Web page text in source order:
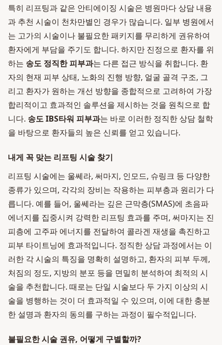
특히 리프팅과 같은 안티에이징 시술은 병원마다 상담 내용
과 추천 시술이 천차만별인 경우가 많습니다. 일부 병원에서
는 고가의 시술이나 불필요한 패키지를 무리하게 권유하여
환자에게 부담을 주기도 합니다. 하지만 진정으로 환자를 위
하는 송도 정직한 피부과는 다른 접근 방식을 취합니다. 환
자의 현재 피부 상태, 노화의 진행 방향, 얼굴 골격 구조, 그
리고 환자가 원하는 개선 방향을 종합적으로 고려하여 가장
합리적이고 효과적인 솔루션을 제시하는 것을 원칙으로 합
니다. 송도 IBS타워 피부과는 바로 이러한 정직한 상담 철학
을 바탕으로 환자들의 높은 신뢰를 얻고 있습니다.
내게 꼭 맞는 리프팅 시술 찾기
리프팅 시술에는 울쎄라, 써마지, 인모드, 슈링크 등 다양한
종류가 있으며, 각각의 장비는 작용하는 피부층과 원리가 다
릅니다. 예를 들어, 울쎄라는 깊은 근막층(SMAS)에 초음파
에너지를 집중시켜 강력한 리프팅 효과를 주며, 써마지는 진
피층에 고주파 에너지를 전달하여 콜라겐 재생을 촉진하고
피부 타이트닝에 효과적입니다. 정직한 상담 과정에서는 이
러한 각 시술의 특징을 명확히 설명하고, 환자의 피부 두께,
처짐의 정도, 지방의 분포 등을 면밀히 분석하여 최적의 시
술을 추천합니다. 때로는 단일 시술보다 두 가지 이상의 시
술을 병행하는 것이 더 효과적일 수 있으며, 이에 대한 충분
한 설명과 환자의 동의를 구하는 과정이 필수적입니다.
불필요한 시술 권유, 어떻게 구별할까?